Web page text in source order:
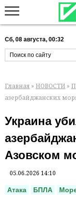
Сб, 08 августа, 00:32
Главная » НОВОСТИ »
азербайджанских
Украина
Азовском
05.06.2026 14:10
Атака БПЛА